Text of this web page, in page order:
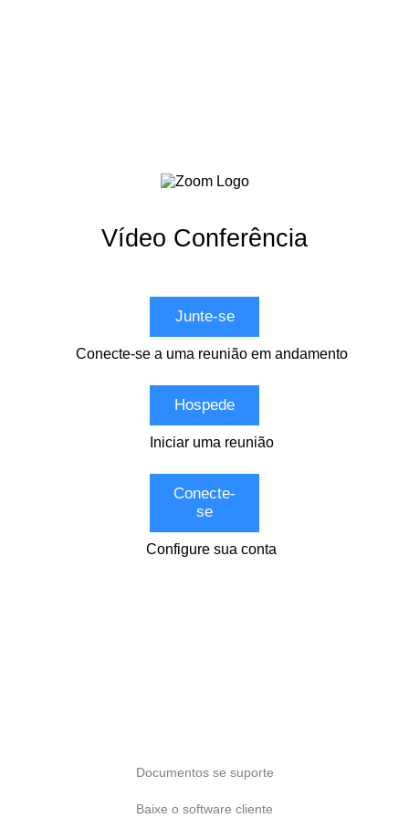
Vídeo Conferência
Junte-se
Conecte-se a uma reunião em andamento
Hospede
Iniciar uma reunião
Conecte-
se
Configure sua conta
Documentos se suporte
Baixe o software cliente